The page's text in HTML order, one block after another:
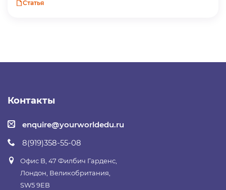
Статья
Контакты
enquire@yourworldedu.ru
8(919)358-55-08
Офис B, 47 Филбич Гарденс,
Лондон, Великобритания,
SW5 9EB